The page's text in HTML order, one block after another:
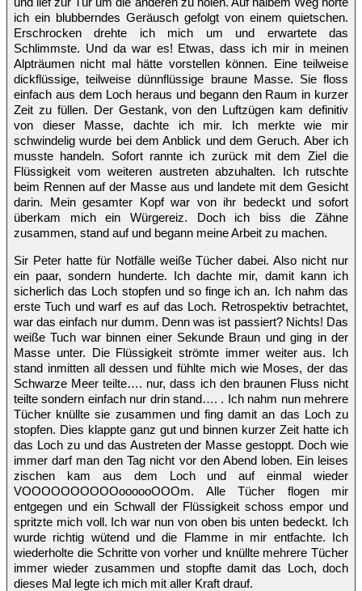
ich ein blubberndes Geräusch gefolgt von einem quietschen.
Erschrocken drehte ich mich um und erwartete das
Schlimmste. Und da war es! Etwas, dass ich mir in meinen
Alpträumen nicht mal hätte vorstellen können. Eine teilweise
dickflüssige, teilweise dünnflüssige braune Masse. Sie floss
einfach aus dem Loch heraus und begann den Raum in kurzer
Zeit zu füllen. Der Gestank, von den Luftzügen kam definitiv
von dieser Masse, dachte ich mir. Ich merkte wie mir
schwindelig wurde bei dem Anblick und dem Geruch. Aber ich
musste handeln. Sofort rannte ich zurück mit dem Ziel die
Flüssigkeit vom weiteren austreten abzuhalten. Ich rutschte
beim Rennen auf der Masse aus und landete mit dem Gesicht
darin. Mein gesamter Kopf war von ihr bedeckt und sofort
überkam mich ein Würgereiz. Doch ich biss die Zähne
zusammen, stand auf und begann meine Arbeit zu machen.
Sir Peter hatte für Notfälle weiße Tücher dabei. Also nicht nur
ein paar, sondern hunderte. Ich dachte mir, damit kann ich
sicherlich das Loch stopfen und so finge ich an. Ich nahm das
erste Tuch und warf es auf das Loch. Retrospektiv betrachtet,
war das einfach nur dumm. Denn was ist passiert? Nichts! Das
weiße Tuch war binnen einer Sekunde Braun und ging in der
Masse unter. Die Flüssigkeit strömte immer weiter aus. Ich
stand inmitten all dessen und fühlte mich wie Moses, der das
Schwarze Meer teilte…. nur, dass ich den braunen Fluss nicht
teilte sondern einfach nur drin stand…. . Ich nahm nun mehrere
Tücher knüllte sie zusammen und fing damit an das Loch zu
stopfen. Dies klappte ganz gut und binnen kurzer Zeit hatte ich
das Loch zu und das Austreten der Masse gestoppt. Doch wie
immer darf man den Tag nicht vor den Abend loben. Ein leises
zischen kam aus dem Loch und auf einmal wieder
VOOOOOOOOOOoooooOOOm. Alle Tücher flogen mir
entgegen und ein Schwall der Flüssigkeit schoss empor und
spritzte mich voll. Ich war nun von oben bis unten bedeckt. Ich
wurde richtig wütend und die Flamme in mir entfachte. Ich
wiederholte die Schritte von vorher und knüllte mehrere Tücher
immer wieder zusammen und stopfte damit das Loch, doch
dieses Mal legte ich mich mit aller Kraft drauf.